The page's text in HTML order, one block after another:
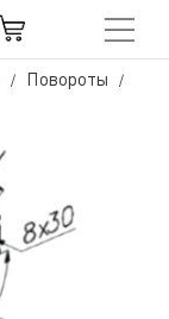
Повороты